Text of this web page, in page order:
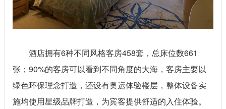
酒店拥有6种不同风格客房458套，总床位数661
张；90%的客房可以看到不同角度的大海，客房主要以
绿色环保理念打造，还设有奥运体验楼层，整体设备实
施均使用星级品牌打造，为宾客提供舒适的入住体验。